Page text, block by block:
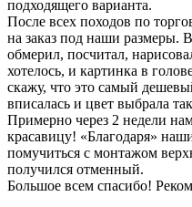
подходящего варианта.
После всех походов по
на заказ под наши размеры.
обмерил, посчитал,
хотелось, и картинка в
скажу, что это самый
вписалась и цвет выбрала
Примерно через 2 недели
красавицу! «Благодаря»
помучиться с монтажом
получился отменный.
Большое всем спасибо!